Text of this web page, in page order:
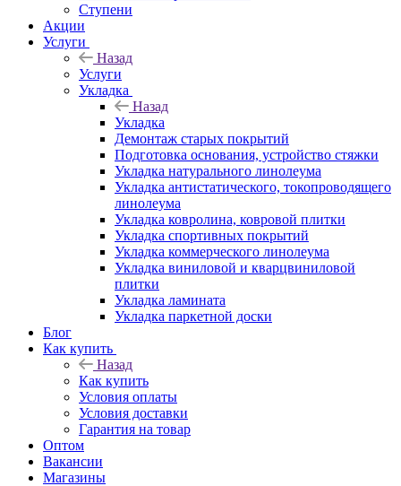
Ступени
Акции
Услуги
Назад
Услуги
Укладка
Назад
Укладка
Демонтаж старых покрытий
Подготовка основания, устройство стяжки
Укладка натурального линолеума
Укладка антистатического, токопроводящего
линолеума
Укладка ковролина, ковровой плитки
Укладка спортивных покрытий
Укладка коммерческого линолеума
Укладка виниловой и кварцвиниловой
плитки
Укладка ламината
Укладка паркетной доски
Блог
Как купить
Назад
Как купить
Условия оплаты
Условия доставки
Гарантия на товар
Оптом
Вакансии
Магазины